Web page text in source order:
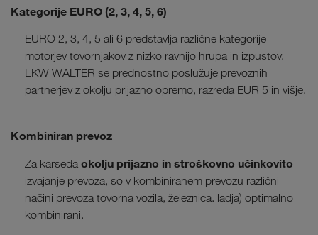
Kategorije EURO (2, 3, 4, 5, 6)
EURO 2, 3, 4, 5 ali 6 predstavlja različne kategorije
motorjev tovornjakov z nizko ravnijo hrupa in izpustov.
LKW WALTER se prednostno poslužuje prevoznih
partnerjev z okolju prijazno opremo, razreda EUR 5 in višje.
Kombiniran prevoz
Za karseda okolju prijazno in stroškovno učinkovito
izvajanje prevoza, so v kombiniranem prevozu različni
načini prevoza tovorna vozila, železnica. ladja) optimalno
kombinirani.